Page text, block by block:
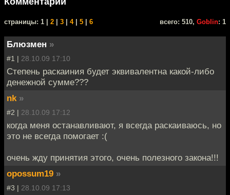
cтраницы: 1 | 2 3 4| 5 6 всего: 510, Goblin: 1
Блюзмен »
#1 | 28.10.09 17:10
Степень раскаиния будет эквивалентна какой-либо
денежной сумме???
nk »
#2 | 28.10.09 17:12
когда меня останавливают, я всегда раскаиваюсь, но
это не всегда помогает :(
очень жду принятия этого, очень полезного закона!!!
opossum19 »
#3 | 28.10.09 17:13